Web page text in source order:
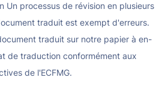
Un processus de révision en plusieurs
traduit est exempt d'erreurs.
traduit sur notre papier à en-
de traduction conformément aux
de l'ECFMG.